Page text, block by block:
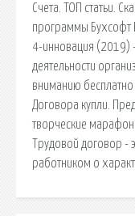
Счета. ТОП статьи.
программы
4-инновация (2019)
деятельности
вниманию бесплатно
Договора купли.
творческие
Трудовой договор
работником о